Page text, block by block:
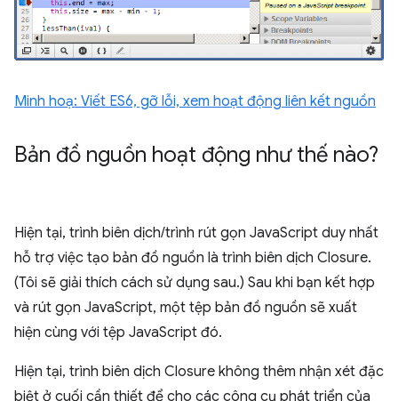
Minh hoạ: Viết ES6, gỡ lỗi, xem hoạt động liên kết nguồn
Bản đồ nguồn hoạt động như thế nào?
Hiện tại, trình biên dịch/trình rút gọn JavaScript duy nhất
hỗ trợ việc tạo bản đồ nguồn là trình biên dịch Closure.
(Tôi sẽ giải thích cách sử dụng sau.) Sau khi bạn kết hợp
và rút gọn JavaScript, một tệp bản đồ nguồn sẽ xuất
hiện cùng với tệp JavaScript đó.
Hiện tại, trình biên dịch Closure không thêm nhận xét đặc
biệt ở cuối cần thiết để cho các công cụ phát triển của